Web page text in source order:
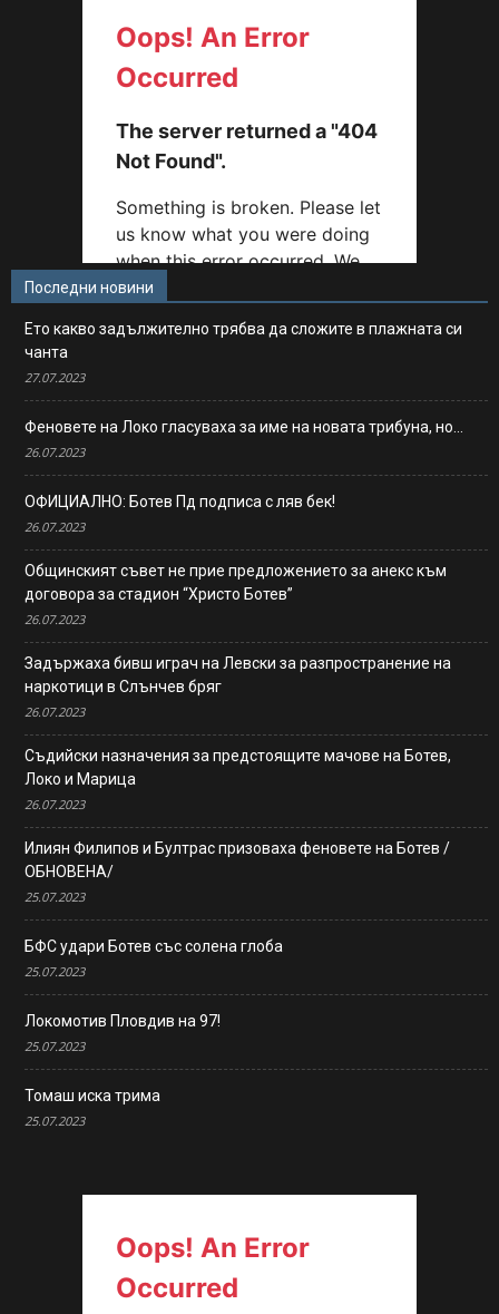
Последни новини
Ето какво задължително трябва да сложите в плажната си
чанта
27.07.2023
Феновете на Локо гласуваха за име на новата трибуна, но…
26.07.2023
ОФИЦИАЛНО: Ботев Пд подписа с ляв бек!
26.07.2023
Общинският съвет не прие предложението за анекс към
договора за стадион “Христо Ботев”
26.07.2023
Задържаха бивш играч на Левски за разпространение на
наркотици в Слънчев бряг
26.07.2023
Съдийски назначения за предстоящите мачове на Ботев,
Локо и Марица
26.07.2023
Илиян Филипов и Бултрас призоваха феновете на Ботев /
ОБНОВЕНА/
25.07.2023
БФС удари Ботев със солена глоба
25.07.2023
Локомотив Пловдив на 97!
25.07.2023
Томаш иска трима
25.07.2023